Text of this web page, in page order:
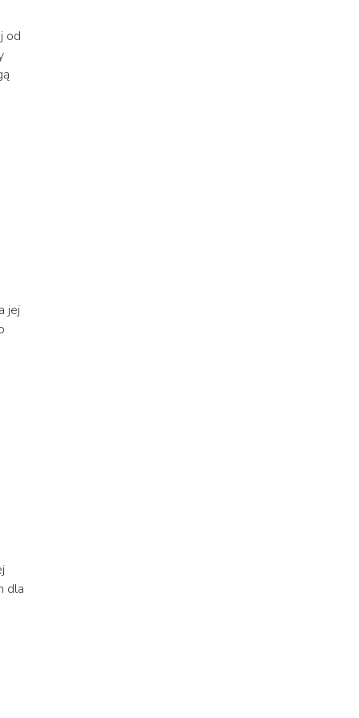
od
jej
dla